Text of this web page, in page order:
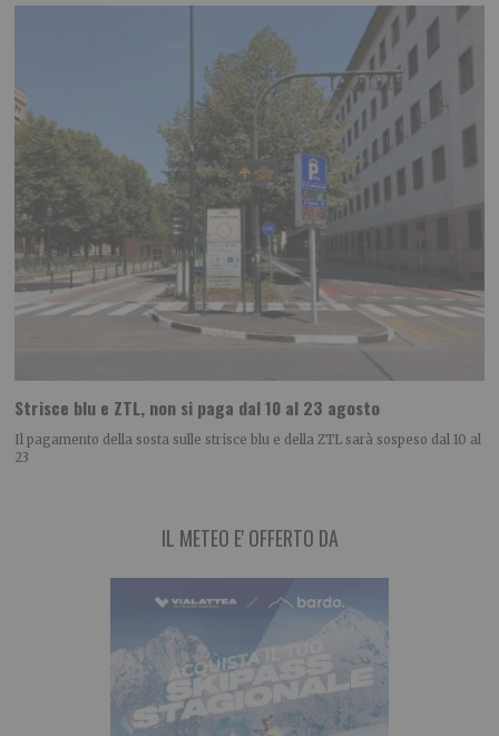
Strisce blu e ZTL, non si paga dal 10 al 23 agosto
Il pagamento della sosta sulle strisce blu e della ZTL sarà sospeso dal 10 al
23
IL METEO E' OFFERTO DA